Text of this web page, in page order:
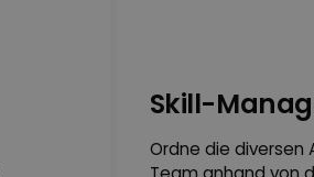
Skill-
Ordne die diversen